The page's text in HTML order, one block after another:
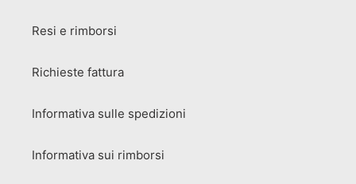
Resi e rimborsi
Richieste fattura
Informativa sulle spedizioni
Informativa sui rimborsi